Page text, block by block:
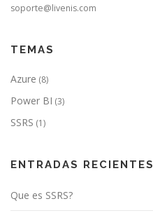
soporte@livenis.com
TEMAS
Azure (8)
Power BI (3)
SSRS (1)
ENTRADAS RECIENTES
Que es SSRS?